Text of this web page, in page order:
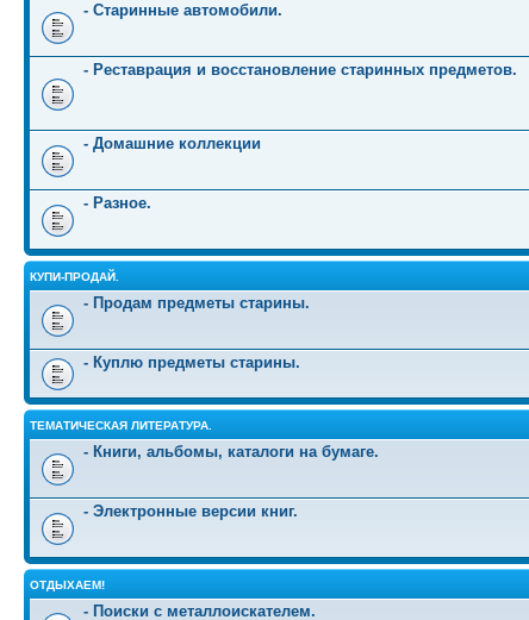
- Старинные автомобили.
- Реставрация и восстановление старинных предметов.
- Домашние коллекции
- Разное.
КУПИ-ПРОДАЙ.
- Продам предметы старины.
- Куплю предметы старины.
ТЕМАТИЧЕСКАЯ ЛИТЕРАТУРА.
- Книги, альбомы, каталоги на бумаге.
- Электронные версии книг.
ОТДЫХАЕМ!
- Поиски с металлоискателем.